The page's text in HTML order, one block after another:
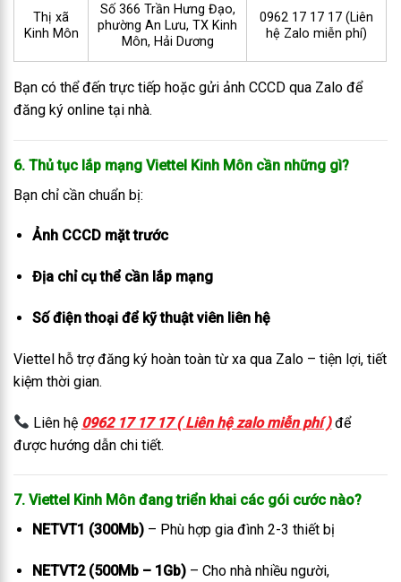
Thị xã
Kinh Môn
Số 366 Trần Hưng Đạo,
phường An Lưu, TX Kinh
Môn, Hải Dương
0962 17 17 17 (Liên
hệ Zalo miễn phí)
Bạn có thể đến trực tiếp hoặc gửi ảnh CCCD qua Zalo để
đăng ký online tại nhà.
6. Thủ tục lắp mạng Viettel Kinh Môn cần những gì?
Bạn chỉ cần chuẩn bị:
Ảnh CCCD mặt trước
Địa chỉ cụ thể cần lắp mạng
Số điện thoại để kỹ thuật viên liên hệ
Viettel hỗ trợ đăng ký hoàn toàn từ xa qua Zalo – tiện lợi, tiết
kiệm thời gian.
Liên hệ 0962 17 17 17 ( Liên hệ zalo miễn phí ) để
được hướng dẫn chi tiết.
7. Viettel Kinh Môn đang triển khai các gói cước nào?
NETVT1 (300Mb)– Phù hợp gia đình 2-3 thiết bị
NETVT2 (500Mb – 1Gb)– Cho nhà nhiều người,